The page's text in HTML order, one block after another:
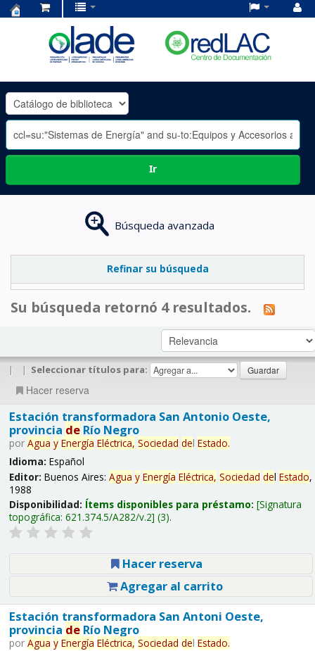
OLADE
-
Ir
Búsqueda avanzada
Refinar su búsqueda
Su búsqueda retornó 4 resultados.
| | Seleccionar títulos para:
Hacer reserva
Estación transformadora San Antonio Oeste,
provincia deRío Negro
por Agua y Energía Eléctrica, Sociedad del Estado.
Idioma: Español
Editor: Buenos Aires: Agua y Energía Eléctrica, Sociedad del Estado,
1988
Disponibilidad: Ítems disponibles para préstamo: Signatura
topográfica: 621.374.5/A282/v.2 (3).
Hacer reserva
Agregar al carrito
Estación transformadora San Antoni Oeste,
provincia deRío Negro
por Agua y Energía Eléctrica, Sociedad del Estado.